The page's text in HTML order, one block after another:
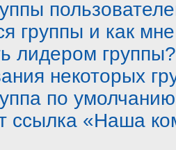
группы и как
лидером группы?
некоторых
по
ссылка «Наша